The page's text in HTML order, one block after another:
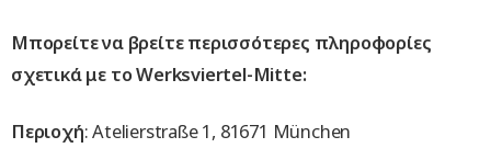
Μπορείτε να βρείτε περισσότερες πληροφορίες
σχετικά με το Werksviertel-Mitte:
Περιοχή: Atelierstraße 1, 81671 München